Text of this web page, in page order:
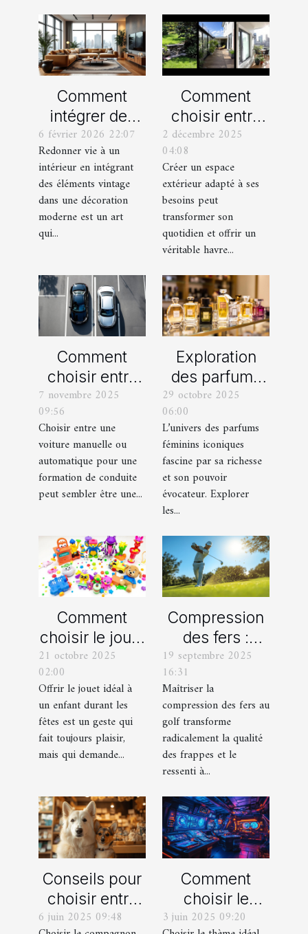
Comment
intégrer des
éléments
vintage dans
une décoration
moderne ?
6 février 2026 22:07
Redonner vie à un
intérieur en intégrant
des éléments vintage
dans une décoration
moderne est un art
qui...
Comment
choisir entre
un jardin, une
terrasse et un
balcon pour
votre espace
extérieur ?
2 décembre 2025
04:08
Créer un espace
extérieur adapté à ses
besoins peut
transformer son
quotidien et offrir un
véritable havre...
Comment
choisir entre
une voiture
manuelle ou
automatique
pour votre
formation de
conduite ?
7 novembre 2025
09:56
Choisir entre une
voiture manuelle ou
automatique pour une
formation de conduite
peut sembler être une...
Exploration
des parfums
féminins
iconiques et
leurs
variations
29 octobre 2025
06:00
L’univers des parfums
féminins iconiques
fascine par sa richesse
et son pouvoir
évocateur. Explorer
les...
Comment
choisir le jouet
parfait pour
chaque âge
durant les
fêtes ?
21 octobre 2025
02:00
Offrir le jouet idéal à
un enfant durant les
fêtes est un geste qui
fait toujours plaisir,
mais qui demande...
Compression
des fers :
comment
obtenir des
frappes plus
solides ?
19 septembre 2025
16:31
Maîtriser la
compression des fers au
golf transforme
radicalement la qualité
des frappes et le
ressenti à...
Conseils pour
choisir entre
un berger
6 juin 2025 09:48
Comment
choisir le
thème parfait
3 juin 2025 09:20